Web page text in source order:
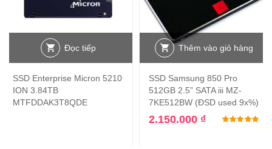
Đọc tiếp
SSD Enterprise Micron 5210
ION 3.84TB
MTFDDAK3T8QDE
Thêm vào giỏ hàng
SSD Samsung 850 Pro
512GB 2.5” SATA iii MZ-
7KE512BW (ĐSD used 9x%)
2.150.000 ₫